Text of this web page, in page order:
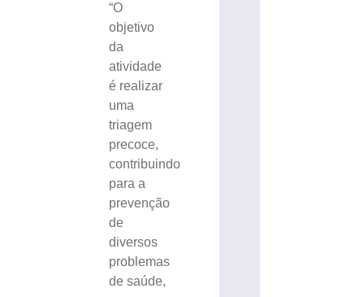
“O
objetivo
da
atividade
é realizar
uma
triagem
precoce,
contribuindo
para a
prevenção
de
diversos
problemas
de saúde,